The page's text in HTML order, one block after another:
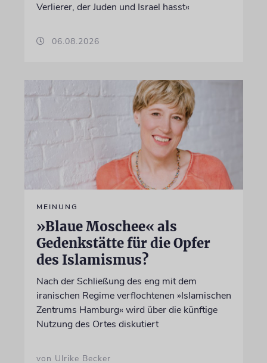
Verlierer, der Juden und Israel hasst«
06.08.2026
MEINUNG
»Blaue Moschee« als
Gedenkstätte für die Opfer
des Islamismus?
Nach der Schließung des eng mit dem
iranischen Regime verflochtenen »Islamischen
Zentrums Hamburg« wird über die künftige
Nutzung des Ortes diskutiert
von Ulrike Becker